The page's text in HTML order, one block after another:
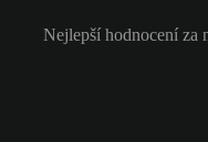
Nejlepší hodnocení za